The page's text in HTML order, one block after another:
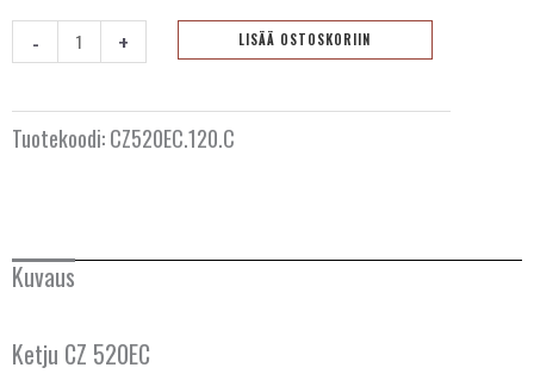
-
CZ
520
lenkkiä
määrä
+ LISÄÄ OSTOSKORIIN
Tuotekoodi:CZ520EC.120.C
Kuvaus
Ketju CZ 520EC
BULGARIA
HOLLANTI
ISLANTI